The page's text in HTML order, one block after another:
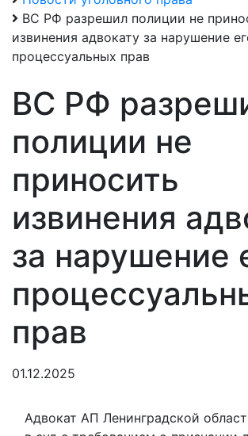
ВС РФ разрешил полиции не
извинения адвокату за нарушение
процессуальных прав
ВС РФ
полиции не
приносить
извинения
за нарушение
прав
01.12.2025
Адвокат АП Ленинградской